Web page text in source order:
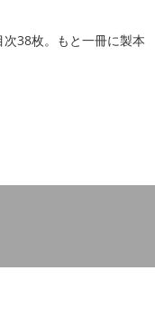
38枚。もと一冊に製本